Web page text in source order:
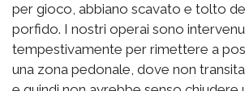
per gioco, abbiano scavato e tolto
porfido. I nostri operai sono
tempestivamente per rimettere a
una zona pedonale, dove non